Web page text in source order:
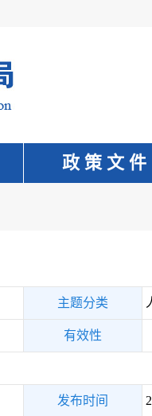
政 策 文 件
主题分类
有效性
发布时间